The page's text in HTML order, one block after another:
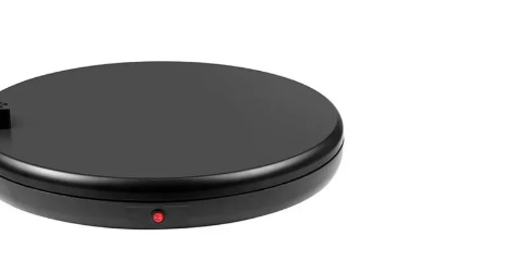
card memorie
sony fx
dji mic mini